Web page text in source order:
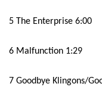
5 The Enterprise 6:00
6 Malfunction 1:29
7 Goodbye Klingons/